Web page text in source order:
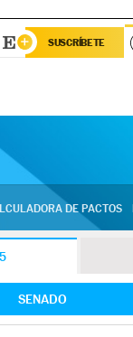
SUSCRÍBETE
DE PACTOS
SENADO